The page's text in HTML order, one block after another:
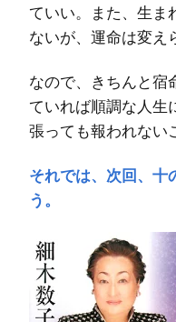
ていい。また、生ま
ないが、運命は変え
なので、きちんと宿
ていれば順調な人生
張っても報われない
それでは、次回、十
う。